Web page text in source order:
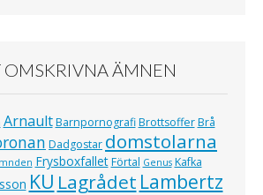
OMSKRIVNA ÄMNEN
Arnault Barnpornografi Brottsoffer Brå
Dadgostar domstolarna
Frysboxfallet Förtal Genus Kafka
KU Lagrådet Lambertz